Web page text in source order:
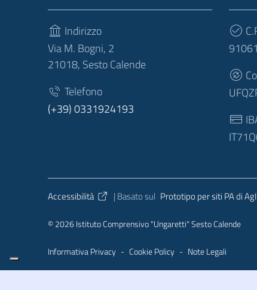
Indirizzo
Via M. Bogni, 2
21018, Sesto Calende
Telefono
(+39) 0331924193
Sezione Link Utili
Accessibilità | Basato sul Prototipo per siti PA di
© 2026 Istituto Comprensivo "Ungaretti" Sesto Calende
Informativa Privacy - Cookie Policy - Note Legali